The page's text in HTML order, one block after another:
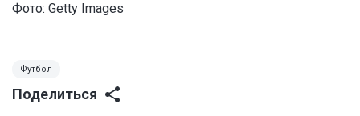
Фото: Getty Images
Футбол
Поделиться